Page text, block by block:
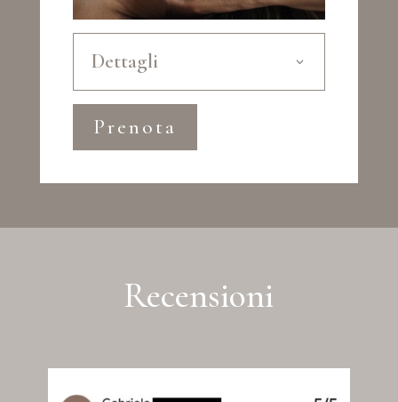
Dettagli
Prenota
Recensioni